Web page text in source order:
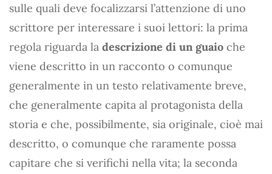
sulle quali deve focalizzarsi l’attenzione di uno
scrittore per interessare i suoi lettori: la prima
regola riguarda la descrizione di un guaio che
viene descritto in un racconto o comunque
generalmente in un testo relativamente breve,
che generalmente capita al protagonista della
storia e che, possibilmente, sia originale, cioè mai
descritto, o comunque che raramente possa
capitare che si verifichi nella vita; la seconda